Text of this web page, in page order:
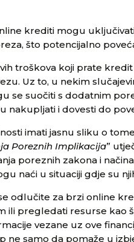
krediti mogu
što potencijalno
troškova koji prate
Uz to, u nekim
se suočiti s dodatnim
nakupljati i dovesti do
imati jasnu sliku o
Poreznih Implikacija”
poreznih zakona i
naći u situaciji gdje su
odlučite za brzi online
ili pregledati resurse kao
vezane uz ove
ne samo da pomaže u